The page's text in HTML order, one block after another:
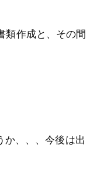
類作成と、その間
か、、、今後は出